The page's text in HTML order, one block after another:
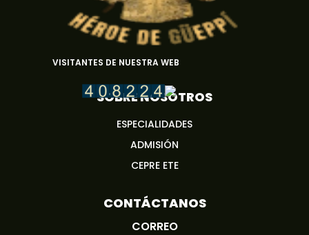
VISITANTES DE NUESTRA WEB
SOBRE NOSOTROS
ESPECIALIDADES
ADMISIÓN
CEPRE ETE
CONTÁCTANOS
CORREO